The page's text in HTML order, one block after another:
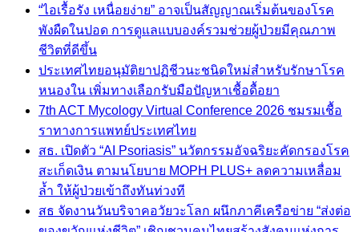
“ไอเรื้อรัง เหนื่อยง่าย” อาจเป็นสัญญาณเริ่มต้นของโรค
พังผืดในปอด การดูแลแบบองค์รวมช่วยผู้ป่วยมีคุณภาพ
ชีวิตที่ดีขึ้น
ประเทศไทยอนุมัติยาปฏิชีวนะชนิดใหม่สำหรับรักษาโรค
หนองใน เพิ่มทางเลือกรับมือปัญหาเชื้อดื้อยา
7th ACT Mycology Virtual Conference 2026 ชมรมเชื้อ
ราทางการแพทย์ประเทศไทย
สธ. เปิดตัว “AI Psoriasis” นวัตกรรมอัจฉริยะคัดกรองโรค
สะเก็ดเงิน ตามนโยบาย MOPH PLUS+ ลดความเหลื่อม
ล้ำ ให้ผู้ป่วยเข้าถึงทันท่วงที
สธ จัดงานวันบริจาคอวัยวะโลก ผนึกภาคีเครือข่าย “ส่งต่อ